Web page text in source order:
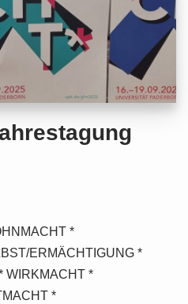
*
ERMÄCHTIGUNG *
WIRKMACHT *
*